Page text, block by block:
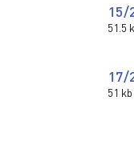
15/
51.5
17/
51 kb